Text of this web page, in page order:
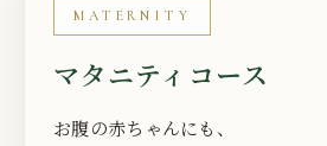
MATERNITY
マタニティコース
お腹の赤ちゃんにも、